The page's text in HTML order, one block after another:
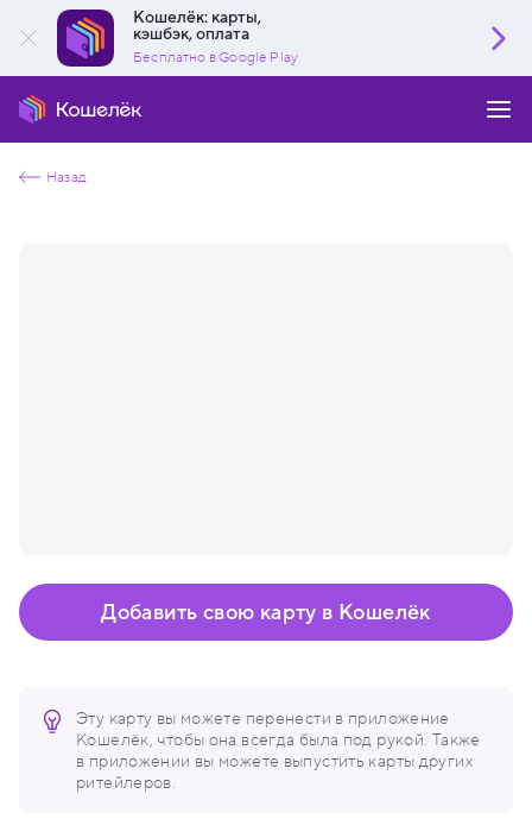
Кошелёк: карты,
кэшбэк, оплата
Бесплатно в Google Play
Назад
Эту карту вы можете перенести в приложение
Кошелёк, чтобы она всегда была под рукой. Также
в приложении вы можете выпустить карты других
ритейлеров.
Добавить свою карту в Кошелёк